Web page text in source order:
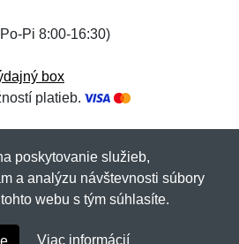
Pi 8:00-16:30)
box
platieb.
(19 rokov s vami)Netnakup.sk
poskytovanie služieb,
a analýzu návštevnosti súbory
webu s tým súhlasíte.
Viac informácií